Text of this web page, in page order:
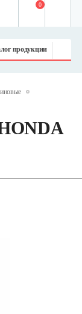
продукции
0